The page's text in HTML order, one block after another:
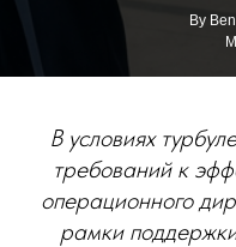
By
В условиях
требований к
операционного
рамки